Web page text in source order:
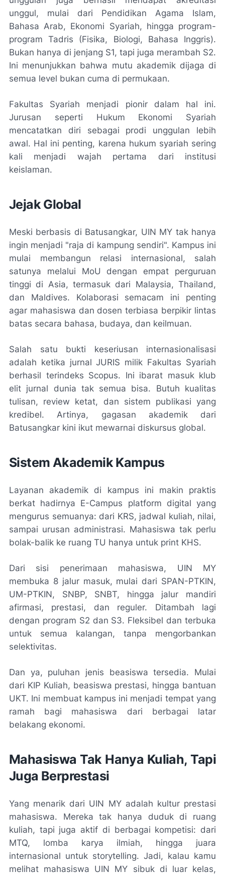
unggul, mulai dari Pendidikan Agama Islam,
Bahasa Arab, Ekonomi Syariah, hingga program-
program Tadris (Fisika, Biologi, Bahasa Inggris).
Bukan hanya di jenjang S1, tapi juga merambah S2.
Ini menunjukkan bahwa mutu akademik dijaga di
semua level bukan cuma di permukaan.
Fakultas Syariah menjadi pionir dalam hal ini.
Jurusan seperti Hukum Ekonomi Syariah
mencatatkan diri sebagai prodi unggulan lebih
awal. Hal ini penting, karena hukum syariah sering
kali menjadi wajah pertama dari institusi
keislaman.
Jejak Global
Meski berbasis di Batusangkar, UIN MY tak hanya
ingin menjadi "raja di kampung sendiri". Kampus ini
mulai membangun relasi internasional, salah
satunya melalui MoU dengan empat perguruan
tinggi di Asia, termasuk dari Malaysia, Thailand,
dan Maldives. Kolaborasi semacam ini penting
agar mahasiswa dan dosen terbiasa berpikir lintas
batas secara bahasa, budaya, dan keilmuan.
Salah satu bukti keseriusan internasionalisasi
adalah ketika jurnal JURIS milik Fakultas Syariah
berhasil terindeks Scopus. Ini ibarat masuk klub
elit jurnal dunia tak semua bisa. Butuh kualitas
tulisan, review ketat, dan sistem publikasi yang
kredibel. Artinya, gagasan akademik dari
Batusangkar kini ikut mewarnai diskursus global.
Sistem Akademik Kampus
Layanan akademik di kampus ini makin praktis
berkat hadirnya E-Campus platform digital yang
mengurus semuanya: dari KRS, jadwal kuliah, nilai,
sampai urusan administrasi. Mahasiswa tak perlu
bolak-balik ke ruang TU hanya untuk print KHS.
Dari sisi penerimaan mahasiswa, UIN MY
membuka 8 jalur masuk, mulai dari SPAN-PTKIN,
UM-PTKIN, SNBP, SNBT, hingga jalur mandiri
afirmasi, prestasi, dan reguler. Ditambah lagi
dengan program S2 dan S3. Fleksibel dan terbuka
untuk semua kalangan, tanpa mengorbankan
selektivitas.
Dan ya, puluhan jenis beasiswa tersedia. Mulai
dari KIP Kuliah, beasiswa prestasi, hingga bantuan
UKT. Ini membuat kampus ini menjadi tempat yang
ramah bagi mahasiswa dari berbagai latar
belakang ekonomi.
Mahasiswa Tak Hanya Kuliah, Tapi
Juga Berprestasi
Yang menarik dari UIN MY adalah kultur prestasi
mahasiswa. Mereka tak hanya duduk di ruang
kuliah, tapi juga aktif di berbagai kompetisi: dari
MTQ, lomba karya ilmiah, hingga juara
internasional untuk storytelling. Jadi, kalau kamu
melihat mahasiswa UIN MY sibuk di luar kelas,